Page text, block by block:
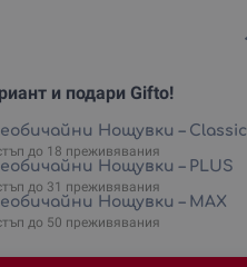
Нощувки
и подари Gifto!
Нощувки – Classic
до 18 преживявания
Нощувки – PLUS
до 31 преживявания
Нощувки – MAX
до 50 преживявания